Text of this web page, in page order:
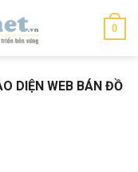
0
DIỆN WEB BÁN ĐỒ